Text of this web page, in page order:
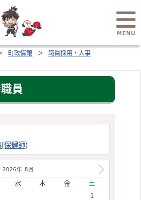
町政情報
職員採用・人事
員
保健師)
2026年 8 月
水 木 金
土
1